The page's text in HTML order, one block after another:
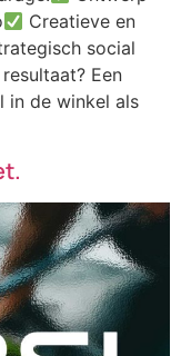
Creatieve en
social
Een
in de winkel als